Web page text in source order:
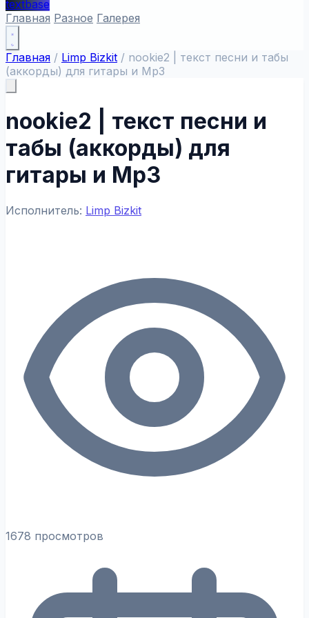
textbase
Главная Разное Галерея
Главная / Limp Bizkit / nookie2 | текст песни и табы
(аккорды) для гитары и Mp3
nookie2 | текст песни и
табы (аккорды) для
гитары и Mp3
Исполнитель: Limp Bizkit
1678 просмотров